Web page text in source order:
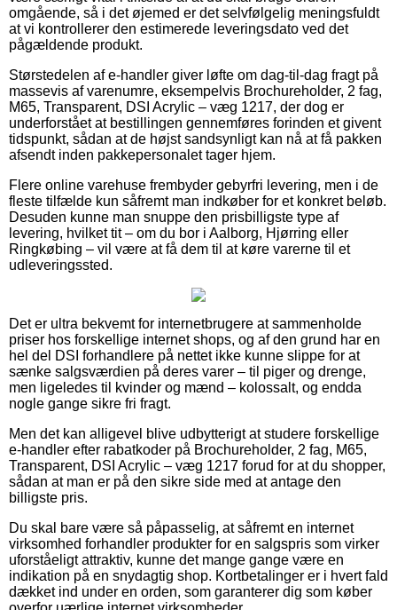
omgående, så i det øjemed er det selvfølgelig meningsfuldt
at vi kontrollerer den estimerede leveringsdato ved det
pågældende produkt.
Størstedelen af e-handler giver løfte om dag-til-dag fragt på
massevis af varenumre, eksempelvis Brochureholder, 2 fag,
M65, Transparent, DSI Acrylic – væg 1217, der dog er
underforstået at bestillingen gennemføres forinden et givent
tidspunkt, sådan at de højst sandsynligt kan nå at få pakken
afsendt inden pakkepersonalet tager hjem.
Flere online varehuse frembyder gebyrfri levering, men i de
fleste tilfælde kun såfremt man indkøber for et konkret beløb.
Desuden kunne man snuppe den prisbilligste type af
levering, hvilket tit – om du bor i Aalborg, Hjørring eller
Ringkøbing – vil være at få dem til at køre varerne til et
udleveringssted.
Det er ultra bekvemt for internetbrugere at sammenholde
priser hos forskellige internet shops, og af den grund har en
hel del DSI forhandlere på nettet ikke kunne slippe for at
sænke salgsværdien på deres varer – til piger og drenge,
men ligeledes til kvinder og mænd – kolossalt, og endda
nogle gange sikre fri fragt.
Men det kan alligevel blive udbytterigt at studere forskellige
e-handler efter rabatkoder på Brochureholder, 2 fag, M65,
Transparent, DSI Acrylic – væg 1217 forud for at du shopper,
sådan at man er på den sikre side med at antage den
billigste pris.
Du skal bare være så påpasselig, at såfremt en internet
virksomhed forhandler produkter for en salgspris som virker
uforståeligt attraktiv, kunne det mange gange være en
indikation på en snydagtig shop. Kortbetalinger er i hvert fald
dækket ind under en orden, som garanterer dig som køber